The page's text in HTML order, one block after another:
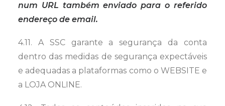
num URL também enviado para o referido
endereço de email.
4.11. A SSC garante a segurança da conta
dentro das medidas de segurança expectáveis
e adequadas a plataformas como o WEBSITE e
a LOJA ONLINE.